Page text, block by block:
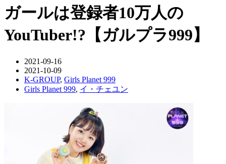
ガールは登録者10万人の
YouTuber!?【ガルプラ999】
2021-09-16
2021-10-09
K-GROUP, Girls Planet 999
Girls Planet 999, イ・チェユン